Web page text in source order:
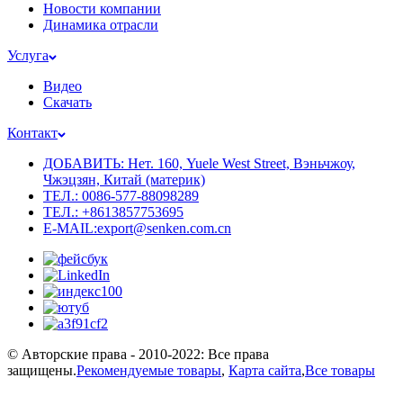
Новости компании
Динамика отрасли
Услуга
Видео
Скачать
Контакт
ДОБАВИТЬ: Нет. 160, Yuele West Street, Вэньчжоу,
Чжэцзян, Китай (материк)
ТЕЛ.: 0086-577-88098289
ТЕЛ.: +8613857753695
E-MAIL:export@senken.com.cn
© Авторские права - 2010-2022: Все права
защищены.Рекомендуемые товары, Карта сайта,Все товары